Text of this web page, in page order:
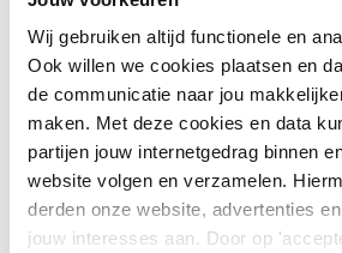
Wij gebruiken altijd functionele en
Ook willen we cookies plaatsen en
de communicatie naar jou
maken. Met deze cookies en data
partijen jouw internetgedrag binnen
website volgen en verzamelen.
derden onze website, advertenties
jouw interesses aan. Door op
geen kans en zorgt ervoor dat de muren
blijven. Daarnaast is de verf geschikt
ruimtes.
HOE BRENG IK DE
Onbehandelde muur
Stap 1: Schimmels verwijderen door